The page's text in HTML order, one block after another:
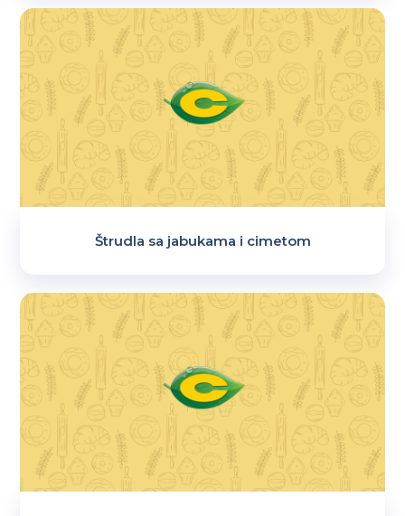
Štrudla sa jabukama i cimetom